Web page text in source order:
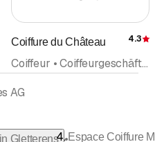
Coiffure du Château 4.3
Coiffeur • Coiffeurgeschäft • Barbershop
AG
Gletterens •Espace Coiffure